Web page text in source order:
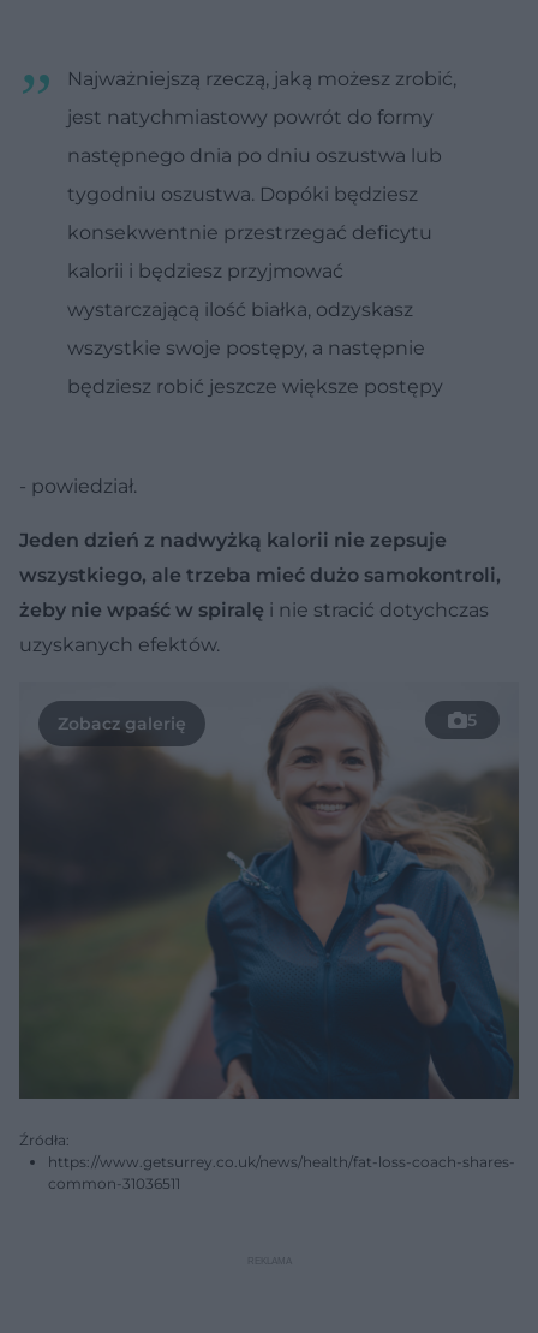
Najważniejszą rzeczą, jaką możesz zrobić,
jest natychmiastowy powrót do formy
następnego dnia po dniu oszustwa lub
tygodniu oszustwa. Dopóki będziesz
konsekwentnie przestrzegać deficytu
kalorii i będziesz przyjmować
wystarczającą ilość białka, odzyskasz
wszystkie swoje postępy, a następnie
będziesz robić jeszcze większe postępy
- powiedział.
Jeden dzień z nadwyżką kalorii nie zepsuje
wszystkiego, ale trzeba mieć dużo samokontroli,
żeby nie wpaść w spiralę i nie stracić dotychczas
uzyskanych efektów.
5
Źródła:
https://www.getsurrey.co.uk/news/health/fat-loss-coach-shares-
common-31036511